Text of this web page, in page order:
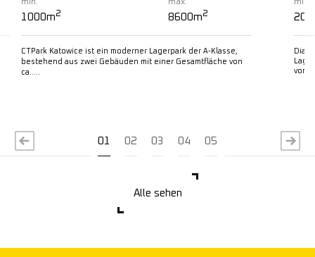
min.
1000m2
max.
8600m2
CTPark Katowice ist ein moderner Lagerpark der A-Klasse,
bestehend aus zwei Gebäuden mit einer Gesamtfläche von
ca…..
min.
von
01 02 03 04 05
Alle sehen